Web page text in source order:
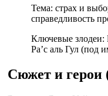
Тема: страх и
справедливость
Ключевые
Ра’с аль Гул (под
Сюжет и герои